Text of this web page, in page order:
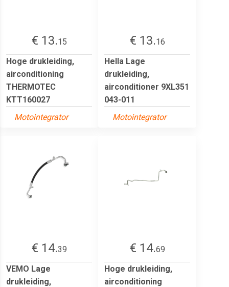
€ 13.15
Hoge drukleiding,
airconditioning
THERMOTEC
KTT160027
Motointegrator
€ 13.16
Hella Lage
drukleiding,
airconditioner 9XL351
043-011
Motointegrator
€ 14.39
VEMO Lage
drukleiding,
€ 14.69
Hoge drukleiding,
airconditioning